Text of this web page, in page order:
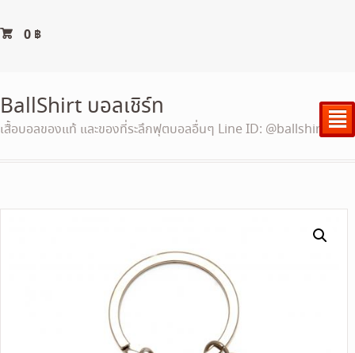
0 ฿
BallShirt บอลเชิร์ท
เสื้อบอลของแท้ และของที่ระลึกฟุตบอลอื่นๆ Line ID: @ballshirt²